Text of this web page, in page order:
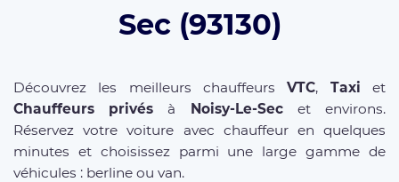
Sec (93130)
Découvrez les meilleurs chauffeursVTC, Taxi et
Chauffeurs privés à Noisy-Le-Secet environs.
Réservez votre voiture avec chauffeur en quelques
minutes et choisissez parmi une large gamme de
véhicules : berline ou van.